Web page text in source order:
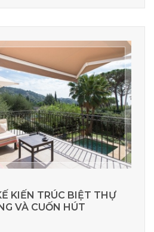
KIẾN TRÚC BIỆT THỰ
VÀ CUỐN HÚT